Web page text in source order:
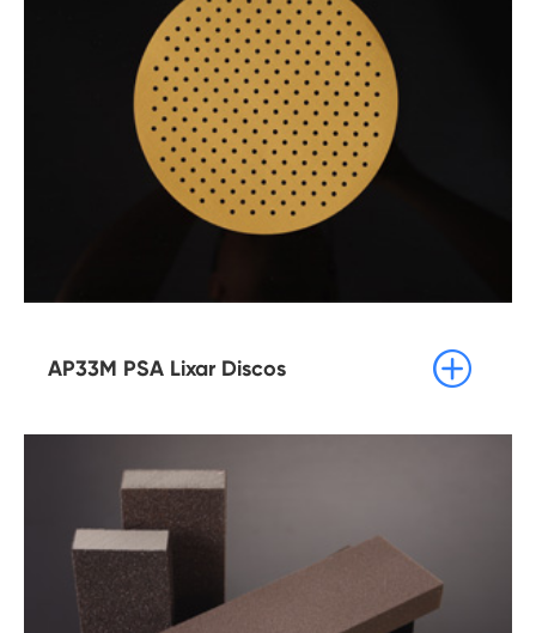
AP33M PSA Lixar Discos 